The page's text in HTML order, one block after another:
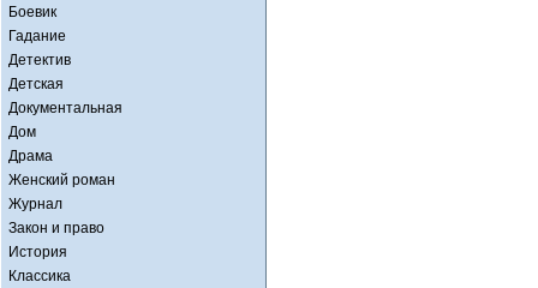
Боевик
Гадание
Детектив
Детская
Документальная
Дом
Драма
Женский роман
Журнал
Закон и право
История
Классика